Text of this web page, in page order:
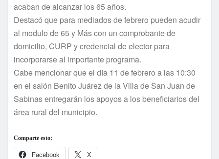
acaban de alcanzar los 65 años.
Destacó que para mediados de febrero pueden acudir
al modulo de 65 y Más con un comprobante de
domicilio, CURP y credencial de elector para
incorporarse al importante programa.
Cabe mencionar que el dí­a 11 de febrero a las 10:30
en el salón Benito Juárez de la Villa de San Juan de
Sabinas entregarán los apoyos a los beneficiarios del
área rural del municipio.
Comparte esto:
Facebook X